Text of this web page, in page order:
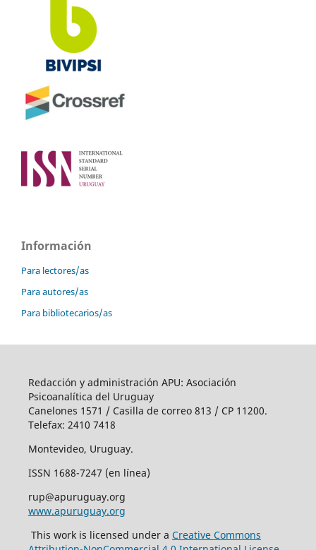
Información
Para lectores/as
Para autores/as
Para bibliotecarios/as
Redacción y administración APU: Asociación
Psicoanalítica del Uruguay
Canelones 1571 / Casilla de correo 813 / CP 11200.
Telefax: 2410 7418
Montevideo, Uruguay.
ISSN 1688-7247 (en línea)
rup@apuruguay.org
www.apuruguay.org
This work is licensed under a Creative Commons